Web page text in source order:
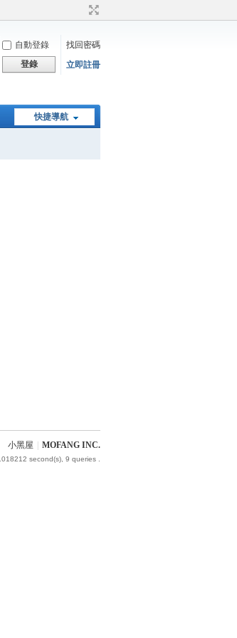
自動登錄
找回密碼
登錄 立即註冊
快捷導航
小黑屋 MOFANG INC.
second(s), 9 queries .